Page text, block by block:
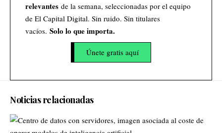
relevantes de la semana, seleccionadas por el equipo
de El Capital Digital. Sin ruido. Sin titulares
vacíos. Solo lo que importa.
Únete gratis aquí
Noticias relacionadas